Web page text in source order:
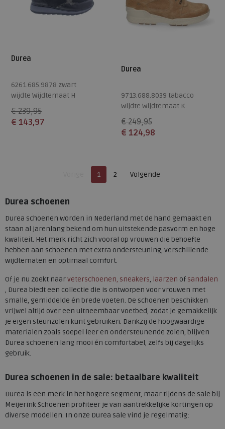
Durea
6261.685.9878 zwart
wijdte Wijdtemaat H
€ 239,95
€ 143,97
Durea
9713.688.8039 tabacco
wijdte Wijdtemaat K
€ 249,95
€ 124,98
Je bent op pagina
1 2 Volgende
Durea schoenen
Durea schoenen worden in Nederland met de hand gemaakt en
staan al jarenlang bekend om hun uitstekende pasvorm en hoge
kwaliteit. Het merk richt zich vooral op vrouwen die behoefte
hebben aan schoenen met extra ondersteuning, verschillende
wijdtematen en optimaal comfort.
Of je nu zoekt naarveterschoenen, sneakers, laarzen of sandalen
, Durea biedt een collectie die is ontworpen voor vrouwen met
smalle, gemiddelde én brede voeten. De schoenen beschikken
vrijwel altijd over een uitneembaar voetbed, zodat je gemakkelijk
je eigen steunzolen kunt gebruiken. Dankzij de hoogwaardige
materialen zoals soepel leer en ondersteunende zolen, blijven
Durea schoenen lang mooi én comfortabel, zelfs bij dagelijks
gebruik.
Durea schoenen in de sale: betaalbare kwaliteit
Durea is een merk in het hogere segment, maar tijdens de sale bij
Meijerink Schoenen profiteer je van aantrekkelijke kortingen op
diverse modellen. In onze Durea sale vind je regelmatig: